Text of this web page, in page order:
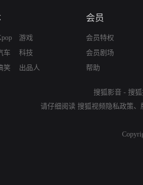
车
笑
游戏
科技
出品人
会员
会员特权
会员剧场
帮助
搜狐影音 - 搜
请仔细阅读 搜狐视频隐私政策、